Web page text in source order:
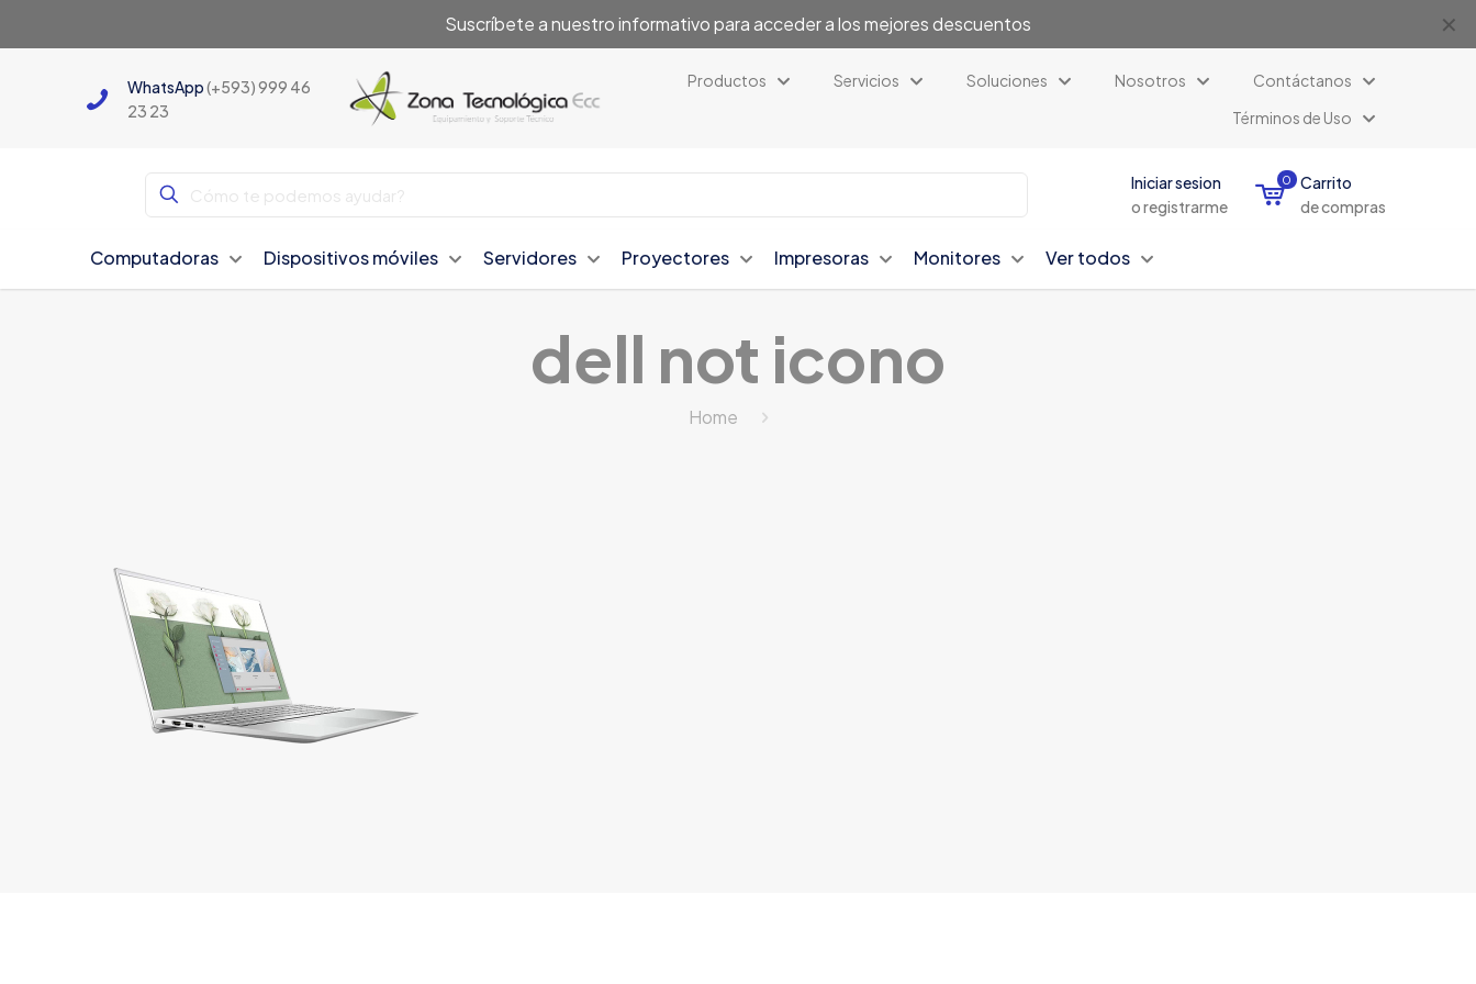
Suscríbete a nuestro informativo para acceder a los mejores descuentos ✕
WhatsApp(+593) 999 46
23 23
Productos Servicios Soluciones Nosotros
Contáctanos
Términos de Uso
Iniciar sesion
o registrarme
0
Carrito
de compras
Computadoras Dispositivos móviles Servidores Proyectores Impresoras Monitores Ver todos
dell not icono
Home